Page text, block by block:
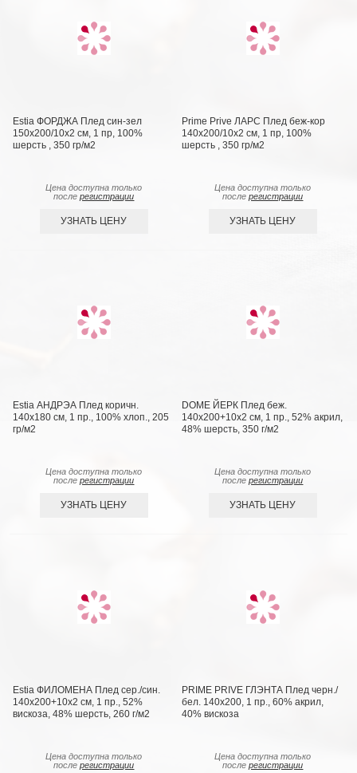
Estia ФОРДЖА Плед син-зел
150х200/10х2 см, 1 пр, 100%
шерсть , 350 гр/м2
Цена доступна только
послерегистрации
УЗНАТЬ ЦЕНУ
Prime Prive ЛАРС Плед беж-кор
140х200/10х2 см, 1 пр, 100%
шерсть , 350 гр/м2
Цена доступна только
послерегистрации
УЗНАТЬ ЦЕНУ
Estia АНДРЭА Плед коричн.
140х180 см, 1 пр., 100% хлоп., 205
гр/м2
Цена доступна только
послерегистрации
УЗНАТЬ ЦЕНУ
DOME ЙЕРК Плед беж.
140х200+10х2 см, 1 пр., 52% акрил,
48% шерсть, 350 г/м2
Цена доступна только
послерегистрации
УЗНАТЬ ЦЕНУ
Estia ФИЛОМЕНА Плед сер./син.
140х200+10х2 см, 1 пр., 52%
вискоза, 48% шерсть, 260 г/м2
Цена доступна только
послерегистрации
PRIME PRIVE ГЛЭНТА Плед черн./
бел. 140х200, 1 пр., 60% акрил,
40% вискоза
Цена доступна только
послерегистрации